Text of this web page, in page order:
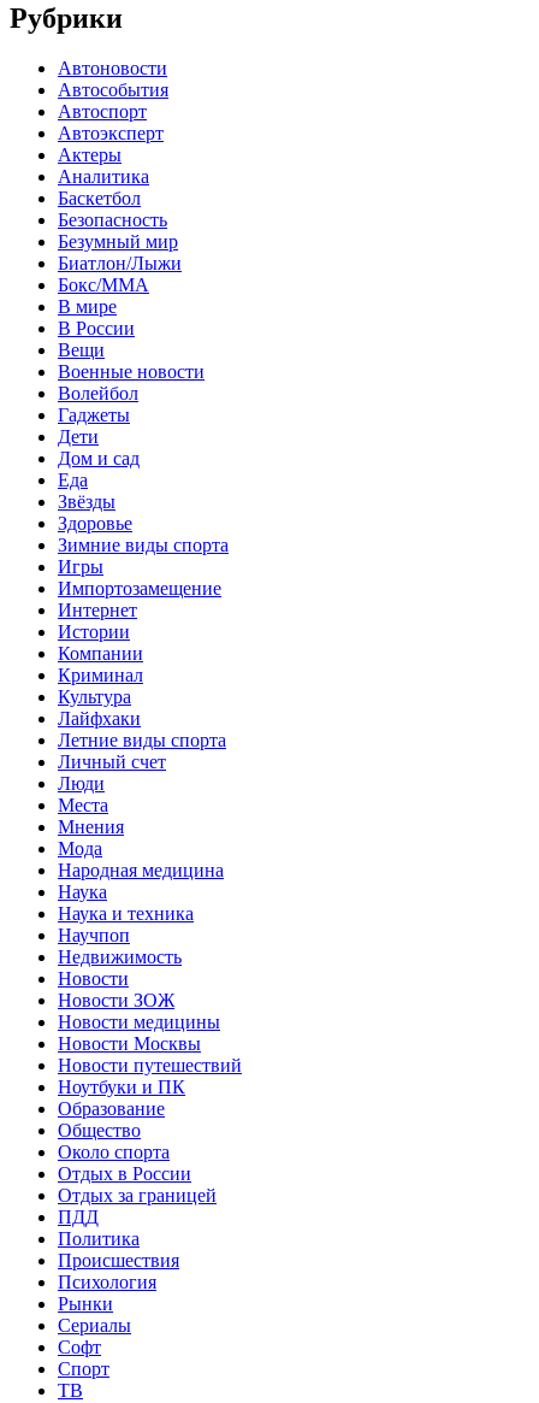
Рубрики
Автоновости
Автособытия
Автоспорт
Автоэксперт
Актеры
Аналитика
Баскетбол
Безопасность
Безумный мир
Биатлон/Лыжи
Бокс/MMA
В мире
В России
Вещи
Военные новости
Волейбол
Гаджеты
Дети
Дом и сад
Еда
Звёзды
Здоровье
Зимние виды спорта
Игры
Импортозамещение
Интернет
Истории
Компании
Криминал
Культура
Лайфхаки
Летние виды спорта
Личный счет
Люди
Места
Мнения
Мода
Народная медицина
Наука
Наука и техника
Научпоп
Недвижимость
Новости
Новости ЗОЖ
Новости медицины
Новости Москвы
Новости путешествий
Ноутбуки и ПК
Образование
Общество
Около спорта
Отдых в России
Отдых за границей
ПДД
Политика
Происшествия
Психология
Рынки
Сериалы
Софт
Спорт
ТВ